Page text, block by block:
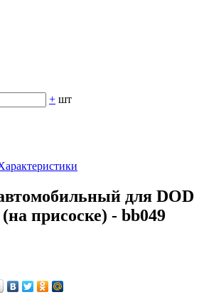
+ шт
для DOD
присоске) - bb049